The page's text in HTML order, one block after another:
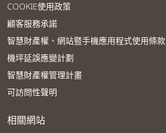
COOKIE使用政策
顧客服務承諾
智慧財產權、網站暨手機應用程式使用條款
機坪延誤應變計劃
智慧財產權管理計畫
可訪問性聲明
相關網站